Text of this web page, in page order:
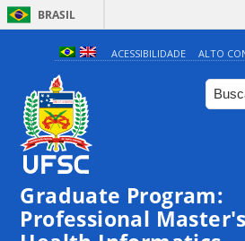
BRASIL
ACESSIBILIDADE ALTO
Graduate Program:
Professional